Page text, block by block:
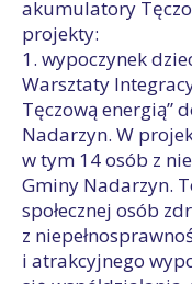
akumulatory
projekty:
1. wypoczynek
Warsztaty
Tęczową energią”
Nadarzyn. W
w tym 14 osób z
Gminy Nadarzyn.
społecznej osób
z
i atrakcyjnego